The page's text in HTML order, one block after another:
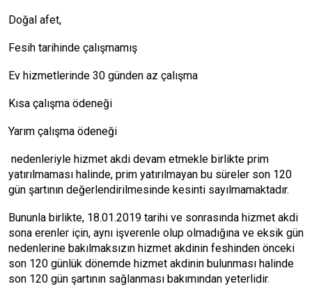
Doğal afet,
Fesih tarihinde çalışmamış
Ev hizmetlerinde 30 günden az çalışma
Kısa çalışma ödeneği
Yarım çalışma ödeneği
nedenleriyle hizmet akdi devam etmekle birlikte prim
yatırılmaması halinde, prim yatırılmayan bu süreler son 120
gün şartının değerlendirilmesinde kesinti sayılmamaktadır.
Bununla birlikte, 18.01.2019 tarihi ve sonrasında hizmet akdi
sona erenler için, aynı işverenle olup olmadığına ve eksik gün
nedenlerine bakılmaksızın hizmet akdinin feshinden önceki
son 120 günlük dönemde hizmet akdinin bulunması halinde
son 120 gün şartının sağlanması bakımından yeterlidir.